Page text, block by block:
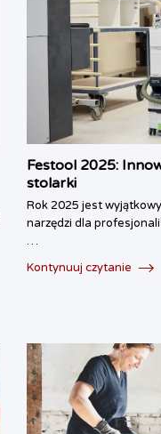
Festool 2025:
stolarki
Rok 2025 jest
narzędzi dla
…
Kontynuuj czytanie